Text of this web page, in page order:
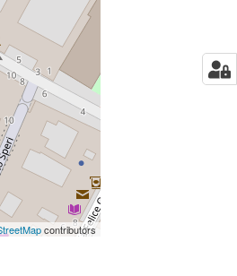
contributors